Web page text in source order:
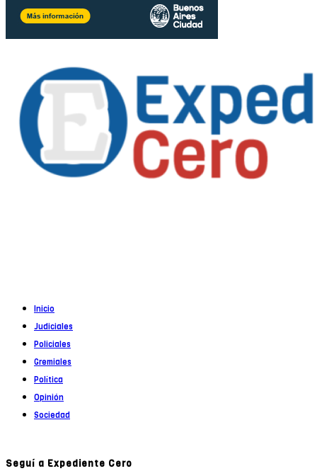
Inicio
Judiciales
Policiales
Gremiales
Política
Opinión
Sociedad
Seguí a Expediente Cero